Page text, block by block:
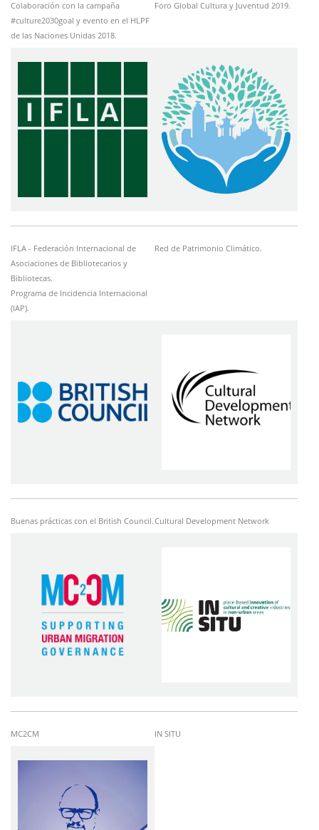
Colaboración con la campaña
#culture2030goal y evento en el HLPF
de las Naciones Unidas 2018.
Foro Global Cultura y Juventud 2019.
IFLA - Federación Internacional de
Asociaciones de Bibliotecarios y
Bibliotecas.
Programa de Incidencia Internacional
(IAP).
Imagen
Red de Patrimonio Climático.
Buenas prácticas con el British Council.Cultural Development Network
MC2CM IN SITU